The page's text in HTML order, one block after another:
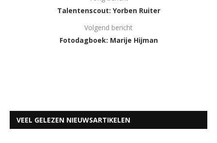
Talentenscout: Yorben Ruiter
Volgend bericht
Fotodagboek: Marije Hijman
VEEL GELEZEN NIEUWSARTIKELEN